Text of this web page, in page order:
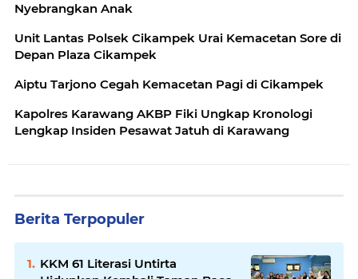
Nyebrangkan Anak
Unit Lantas Polsek Cikampek Urai Kemacetan Sore di
Depan Plaza Cikampek
Aiptu Tarjono Cegah Kemacetan Pagi di Cikampek
Kapolres Karawang AKBP Fiki Ungkap Kronologi
Lengkap Insiden Pesawat Jatuh di Karawang
Berita Terpopuler
KKM 61 Literasi Untirta